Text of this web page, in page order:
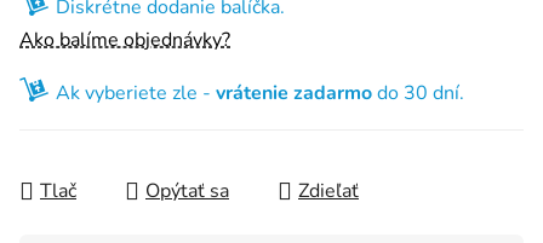
Diskrétne dodanie balíčka.
Ako balíme objednávky?
Ak vyberiete zle - vrátenie zadarmodo 30 dní.
Tlač Opýtať sa Zdieľať